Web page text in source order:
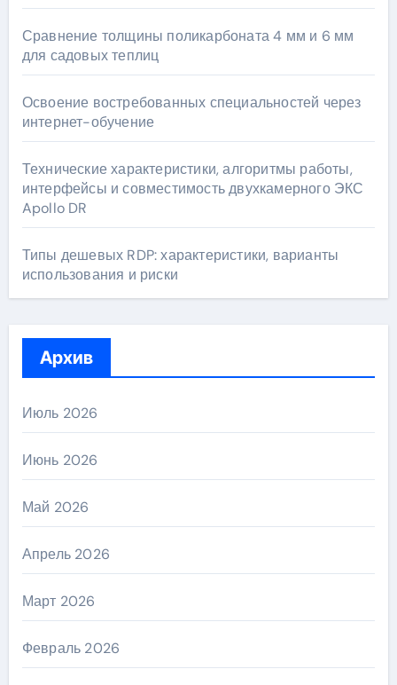
Сравнение толщины поликарбоната 4 мм и 6 мм
для садовых теплиц
Освоение востребованных специальностей через
интернет-обучение
Технические характеристики, алгоритмы работы,
интерфейсы и совместимость двухкамерного ЭКС
Apollo DR
Типы дешевых RDP: характеристики, варианты
использования и риски
Архив
Июль 2026
Июнь 2026
Май 2026
Апрель 2026
Март 2026
Февраль 2026